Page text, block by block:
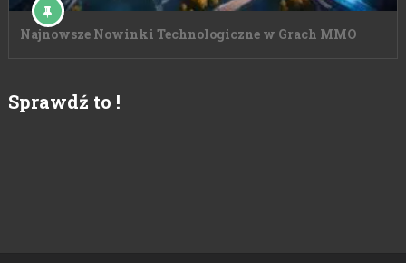
Najnowsze Nowinki Technologiczne w Grach MMO
Sprawdź to !